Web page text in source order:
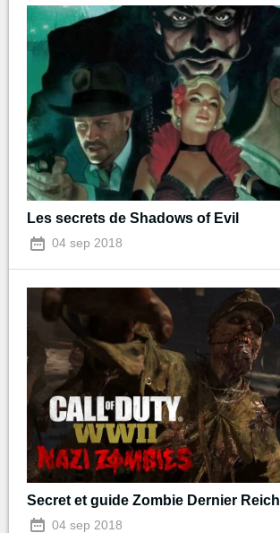
Les secrets de Shadows of Evil
04 sep 2018
Secret et guide Zombie Dernier Reich
04 sep 2018